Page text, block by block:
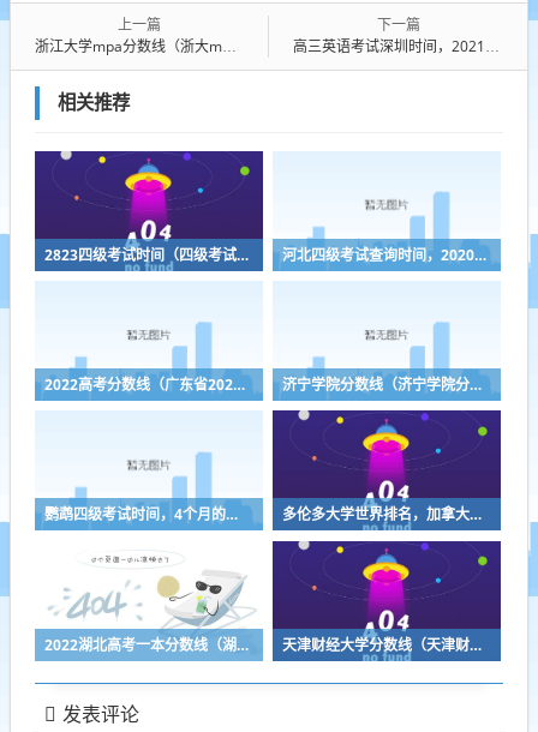
上一篇
浙江大学mpa分数线（浙大mpa录取比例）
下一篇
高三英语考试深圳时间，2021深圳高三考英语
相关推荐
2823四级考试时间（四级考试时间2031） 河北四级考试查询时间，2020河北四级联考什么时间出成绩
2022高考分数线（广东省2022高考分数线） 济宁学院分数线（济宁学院分数线2023）
鹦鹉四级考试时间，4个月的鹦鹉还能训练吗 多伦多大学世界排名，加拿大名校排名
2022湖北高考一本分数线（湖北高考一本录取分数线2021） 天津财经大学分数线（天津财经大学分数线是多少）
发表评论